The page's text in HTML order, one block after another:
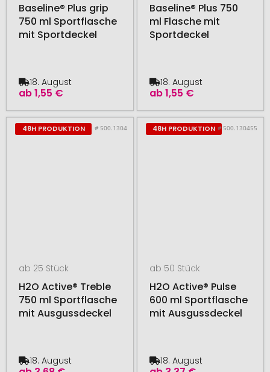
Baseline® Plus grip
750 ml Sportflasche
mit Sportdeckel
ab1,55 €
18. August
Baseline® Plus 750
ml Flasche mit
Sportdeckel
ab1,55 €
18. August
48H PRODUKTION # 500.1304
ab 25 Stück
H2O Active® Treble
750 ml Sportflasche
mit Ausgussdeckel
18. August
48H PRODUKTION # 500.130455
ab 50 Stück
H2O Active® Pulse
600 ml Sportflasche
mit Ausgussdeckel
18. August